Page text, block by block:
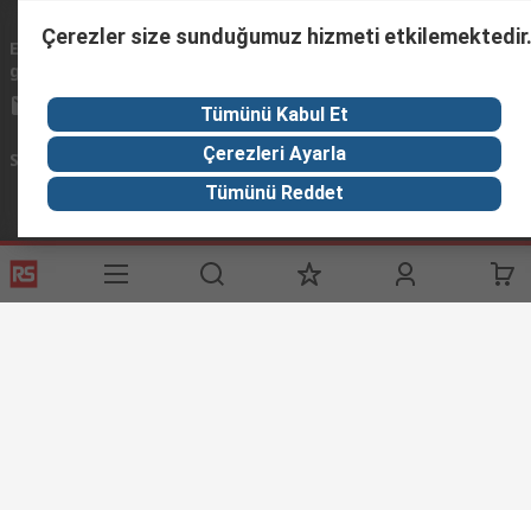
Email
gönderin
Mailerinize 24 saat içinde geri dönüş yapmaya
info@imeturkey.com
Sosyal Medyada Biz
Yardımcı Bağlantılar
Çerezler size sunduğumuz hizmeti etkilemektedir.
Tümünü Kabul Et
Çerezleri Ayarla
Tümünü Reddet